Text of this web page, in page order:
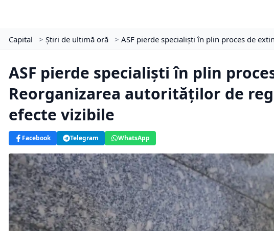
Capital > Știri de ultimă oră > ASF pierde specialiști în plin proces de
ASF pierde specialiști în plin
Reorganizarea autorităților de
efecte vizibile
Facebook Telegram WhatsApp